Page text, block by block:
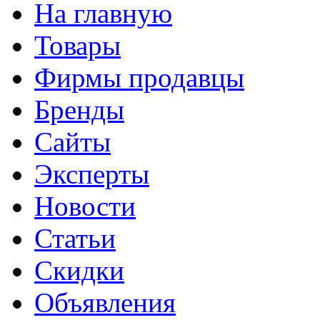
На главную
Товары
Фирмы продавцы
Бренды
Сайты
Эксперты
Новости
Статьи
Скидки
Объявления